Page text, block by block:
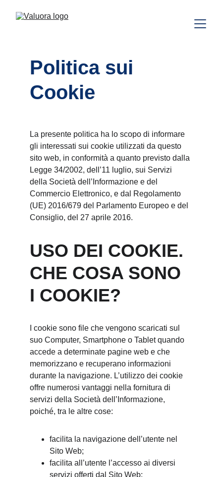
Politica sui
Cookie
La presente politica ha lo scopo di informare
gli interessati sui cookie utilizzati da questo
sito web, in conformità a quanto previsto dalla
Legge 34/2002, dell’11 luglio, sui Servizi
della Società dell’Informazione e del
Commercio Elettronico, e dal Regolamento
(UE) 2016/679 del Parlamento Europeo e del
Consiglio, del 27 aprile 2016.
USO DEI COOKIE.
CHE COSA SONO
I COOKIE?
I cookie sono file che vengono scaricati sul
suo Computer, Smartphone o Tablet quando
accede a determinate pagine web e che
memorizzano e recuperano informazioni
durante la navigazione. L’utilizzo dei cookie
offre numerosi vantaggi nella fornitura di
servizi della Società dell’Informazione,
poiché, tra le altre cose:
facilita la navigazione dell’utente nel
Sito Web;
facilita all’utente l’accesso ai diversi
servizi offerti dal Sito Web;